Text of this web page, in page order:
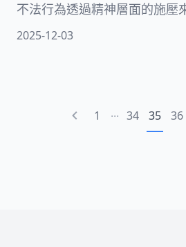
不法行為透過精神層面的施壓
者造成深遠的心理創傷。常見
2025-12-03
1 ... 34 35 36